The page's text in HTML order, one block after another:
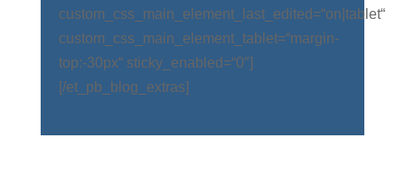
custom_css_main_element_last_edited=“on|tablet“
custom_css_main_element_tablet=“margin-
top:-30px“ sticky_enabled=“0″]
[/et_pb_blog_extras]